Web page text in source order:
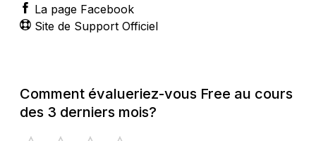
La page Facebook
Site de Support Officiel
Comment évalueriez-vous Free au cours
des 3 derniers mois?